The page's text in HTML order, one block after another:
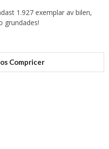
1.927 exemplar av bilen,
grundades!
Compricer